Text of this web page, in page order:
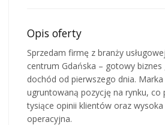
Opis oferty
Sprzedam firmę z branży
centrum Gdańska – gotowy
dochód od pierwszego dnia.
ugruntowaną pozycję na rynku, co
tysiące opinii klientów oraz
operacyjna.